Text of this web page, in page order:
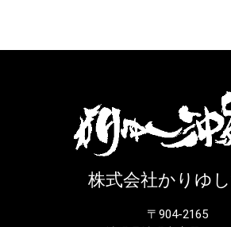
株式会社かりゆ
〒904-2165